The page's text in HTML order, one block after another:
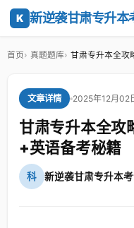
K 新逆袭甘肃专升本
首页 真题题库 甘肃专升本全攻
文章详情 2025年12月02
甘肃专升本全攻
+英语备考秘籍
科 新逆袭甘肃专升本